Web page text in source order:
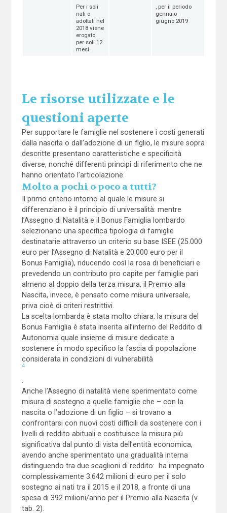
Per i soli
nati o
adottati nel
2018 viene
erogato
per soli 12
mesi.
, per il periodo
gennaio –
giugno 2019
Le risorse utilizzate e le
questioni aperte
Per supportare le famiglie nel sostenere i costi generati
dalla nascita o dall’adozione di un figlio, le misure sopra
descritte presentano caratteristiche e specificità
diverse, nonché differenti principi di riferimento che ne
hanno orientato l’articolazione.
Molto a pochi o poco a tutti?
Il primo criterio intorno al quale le misure si
differenziano è il principio di universalità: mentre
l’Assegno di Natalità e il Bonus Famiglia lombardo
selezionano una specifica tipologia di famiglie
destinatarie attraverso un criterio su base ISEE (25.000
euro per l’Assegno di Natalità e 20.000 euro per il
Bonus Famiglia), riducendo così la rosa di beneficiari e
prevedendo un contributo pro capite per famiglie pari
almeno al doppio della terza misura, il Premio alla
Nascita, invece, è pensato come misura universale,
priva cioè di criteri restrittivi.
La scelta lombarda è stata molto chiara: la misura del
Bonus Famiglia è stata inserita all’interno del Reddito di
Autonomia quale insieme di misure dedicate a
sostenere in modo specifico la fascia di popolazione
considerata in condizioni di vulnerabilità
4
Anche l’Assegno di natalità viene sperimentato come
misura di sostegno a quelle famiglie che – con la
nascita o l’adozione di un figlio – si trovano a
confrontarsi con nuovi costi difficili da sostenere con i
livelli di reddito abituali e costituisce la misura più
significativa dal punto di vista dell’entità economica,
avendo anche sperimentato una gradualità interna
distinguendo tra due scaglioni di reddito: ha impegnato
complessivamente 3.642 milioni di euro per il solo
sostegno ai nati tra il 2015 e il 2018, a fronte di una
spesa di 392 milioni/anno per il Premio alla Nascita (v.
tab. 2).